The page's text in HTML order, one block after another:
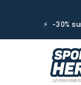
⚡ -30%